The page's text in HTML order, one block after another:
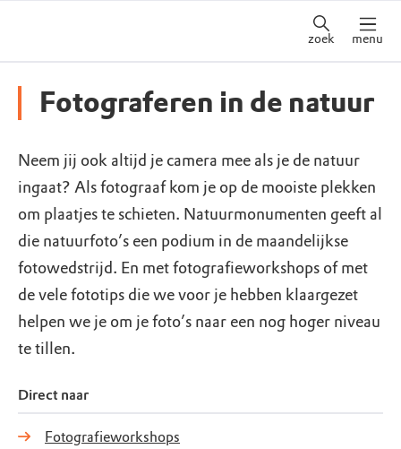
zoek menu
Fotograferen in de natuur
Neem jij ook altijd je camera mee als je de natuur
ingaat? Als fotograaf kom je op de mooiste plekken
om plaatjes te schieten. Natuurmonumenten geeft al
die natuurfoto’s een podium in de maandelijkse
fotowedstrijd. En met fotografieworkshops of met
de vele fototips die we voor je hebben klaargezet
helpen we je om je foto’s naar een nog hoger niveau
te tillen.
Direct naar
Fotografieworkshops